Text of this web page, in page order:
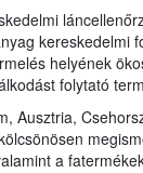
kereskedelmi
helyének
folytató
Ausztria,
a